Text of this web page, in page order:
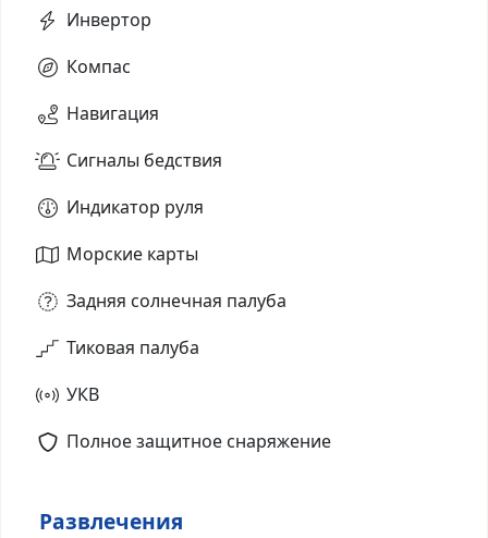
Инвертор
Компас
Навигация
Сигналы бедствия
Индикатор руля
Морские карты
Задняя солнечная палуба
Тиковая палуба
УКВ
Полное защитное снаряжение
Развлечения